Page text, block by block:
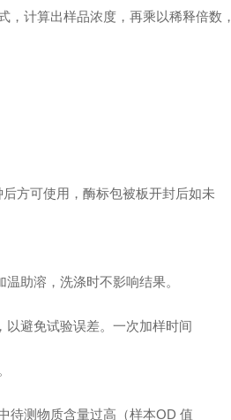
计算出样品浓度，再乘以稀释倍数，
方可使用，酶标包被板开封后如未
助溶，洗涤时不影响结果。
避免试验误差。一次加样时间
待测物质含量过高（样本OD 值